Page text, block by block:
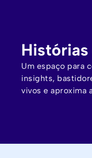
Um espaço para
insights,
vivos e aproxima